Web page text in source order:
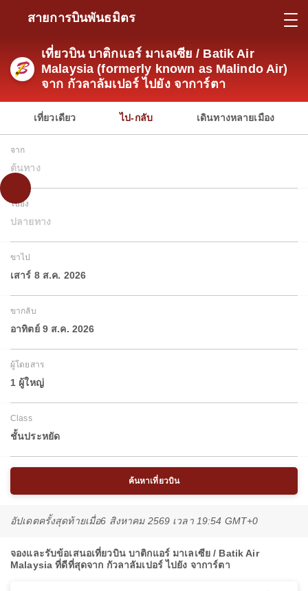
สายการบินพันธมิตร
เที่ยวบิน บาติกแอร์ มาเลเซีย / Batik Air
Malaysia (formerly known as Malindo Air)
จาก กัวลาลัมเปอร์ ไปยัง จาการ์ตา
เที่ยวเดียว ไป-กลับ เดินทางหลายเมือง
จาก
ต้นทาง
ไปยัง
ปลายทาง
ขาไป
เสาร์ 8 ส.ค. 2026
ขากลับ
อาทิตย์ 9 ส.ค. 2026
ผู้โดยสาร
1 ผู้ใหญ่
Class
ชั้นประหยัด
ค้นหาเที่ยวบิน
อัปเดตครั้งสุดท้ายเมื่อ6 สิงหาคม 2569 เวลา 19:54 GMT+0
จองและรับข้อเสนอเที่ยวบิน บาติกแอร์ มาเลเซีย / Batik Air
Malaysia ที่ดีที่สุดจาก กัวลาลัมเปอร์ ไปยัง จาการ์ตา